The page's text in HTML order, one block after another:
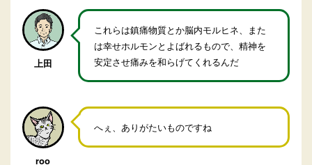
上田
これらは鎮痛物質とか脳内モルヒネ、また
は幸せホルモンとよばれるもので、精神を
安定させ痛みを和らげてくれるんだ
roo
へぇ、ありがたいものですね